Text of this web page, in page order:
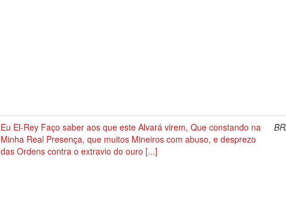
Eu El-Rey Faço saber aos que este Alvará virem, Que constando na
Minha Real Presença, que muitos Mineiros com abuso, e desprezo
das Ordens contra o extravio do ouro [...]